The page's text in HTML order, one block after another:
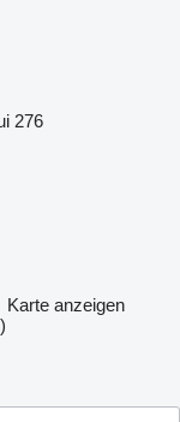
276
Karte anzeigen